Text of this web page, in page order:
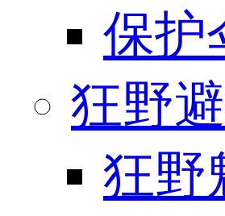
保护
狂野
狂野